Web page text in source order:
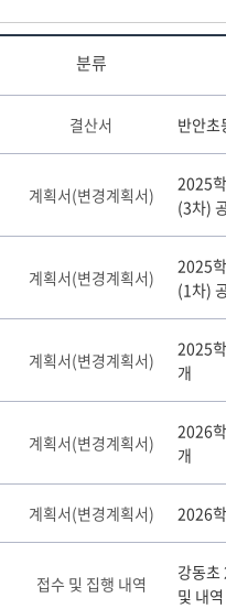
분류
결산서 반안초
계획서(변경계획서)
2025
(3차)
계획서(변경계획서)
2025
(1차)
계획서(변경계획서)
2025
개
계획서(변경계획서)
2026
개
계획서(변경계획서) 2026
접수 및 집행 내역
강동초
및 내역